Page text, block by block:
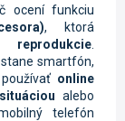
ocení funkciu
, ktorá
reprodukcie
smartfón,
online
alebo
telefón